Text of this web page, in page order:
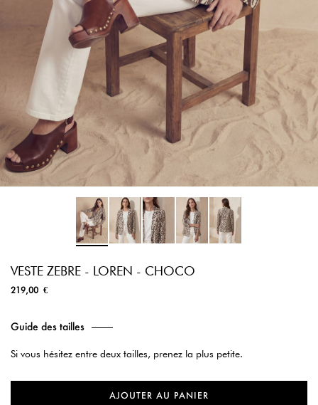
VESTE ZEBRE - LOREN - CHOCO
219,00 €
Guide des tailles
Si vous hésitez entre deux tailles, prenez la plus petite.
AJOUTER AU PANIER